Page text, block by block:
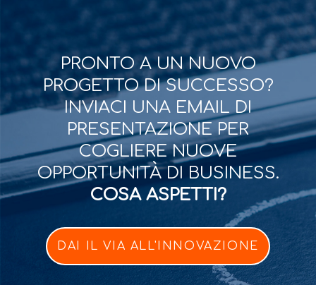
PRONTO A UN NUOVO
PROGETTO DI SUCCESSO?
INVIACI UNA EMAIL DI
PRESENTAZIONE PER
COGLIERE NUOVE
OPPORTUNITÀ DI BUSINESS.
COSA ASPETTI?
DAI IL VIA ALL'INNOVAZIONE